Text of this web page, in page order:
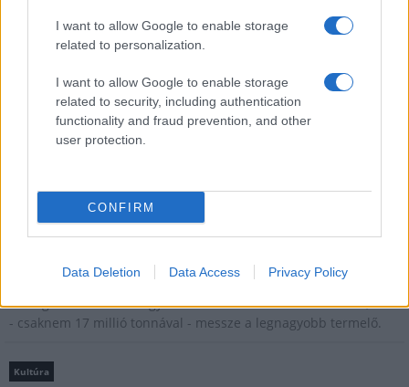
I want to allow Google to enable storage
related to personalization.
I want to allow Google to enable storage
related to security, including authentication
functionality and fraud prevention, and other
user protection.
CONFIRM
Data Deletion Data Access Privacy Policy
Augusztus első hétvégéjén (augusztus 1-2.) a Pécsi-tó partja
megtelik élettel, sporttal és élményekkel!
Ilyen még nem volt: most a gyerkőcök bulizhatnak a Káptalan
A világon évente mintegy 25 millió tonna őszibarack terem, Kína
- csaknem 17 millió tonnával - messze a legnagyobb termelő.
Kultúra